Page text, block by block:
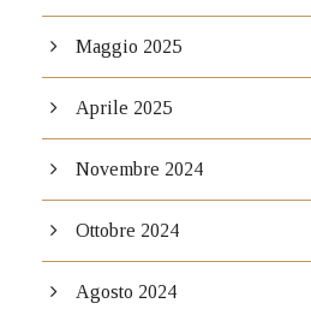
Maggio 2025
Aprile 2025
Novembre 2024
Ottobre 2024
Agosto 2024